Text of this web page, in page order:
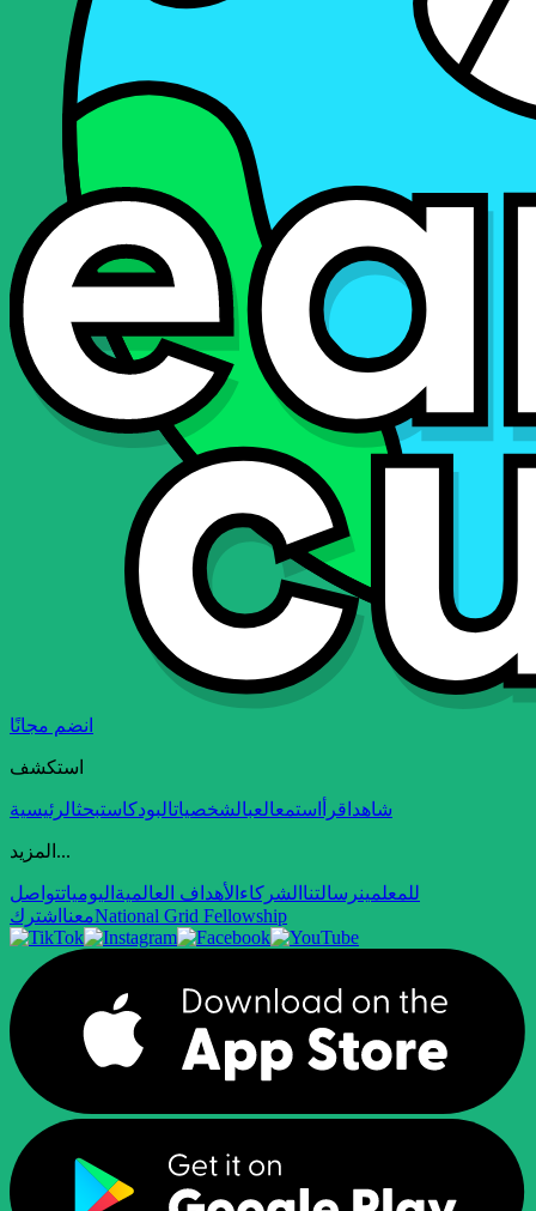
انضم مجانًا
استكشف
شاهد اقرأ استمعالعبالشخصياتالبودكاستبحثالرئيسية
المزيد...
للمعلمينرسالتنا الشركاء الأهداف العالمية اليومياتتواصل
معنا اشترك National Grid Fellowship